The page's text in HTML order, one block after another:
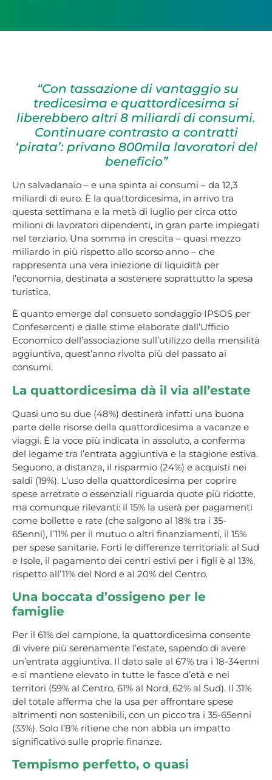
“Con tassazione di vantaggio su
tredicesima e quattordicesima si
liberebbero altri 8 miliardi di consumi.
Continuare contrasto a contratti
‘pirata’: privano 800mila lavoratori del
beneficio”
Un salvadanaio – e una spinta ai consumi – da 12,3
miliardi di euro. È la quattordicesima, in arrivo tra
questa settimana e la metà di luglio per circa otto
milioni di lavoratori dipendenti, in gran parte impiegati
nel terziario. Una somma in crescita – quasi mezzo
miliardo in più rispetto allo scorso anno – che
rappresenta una vera iniezione di liquidità per
l’economia, destinata a sostenere soprattutto la spesa
turistica.
È quanto emerge dal consueto sondaggio IPSOS per
Confesercenti e dalle stime elaborate dall’Ufficio
Economico dell’associazione sull’utilizzo della mensilità
aggiuntiva, quest’anno rivolta più del passato ai
consumi.
La quattordicesima dà il via all’estate
Quasi uno su due (48%) destinerà infatti una buona
parte delle risorse della quattordicesima a vacanze e
viaggi. È la voce più indicata in assoluto, a conferma
del legame tra l’entrata aggiuntiva e la stagione estiva.
Seguono, a distanza, il risparmio (24%) e acquisti nei
saldi (19%). L’uso della quattordicesima per coprire
spese arretrate o essenziali riguarda quote più ridotte,
ma comunque rilevanti: il 15% la userà per pagamenti
come bollette e rate (che salgono al 18% tra i 35-
65enni), l’11% per il mutuo o altri finanziamenti, il 15%
per spese sanitarie. Forti le differenze territoriali: al Sud
e Isole, il pagamento dei centri estivi per i figli è al 13%,
rispetto all’11% del Nord e al 20% del Centro.
Una boccata d’ossigeno per le
famiglie
Per il 61% del campione, la quattordicesima consente
di vivere più serenamente l’estate, sapendo di avere
un’entrata aggiuntiva. Il dato sale al 67% tra i 18-34enni
e si mantiene elevato in tutte le fasce d’età e nei
territori (59% al Centro, 61% al Nord, 62% al Sud). Il 31%
del totale afferma che la usa per affrontare spese
altrimenti non sostenibili, con un picco tra i 35-65enni
(33%). Solo l’8% ritiene che non abbia un impatto
significativo sulle proprie finanze.
Tempismo perfetto, o quasi